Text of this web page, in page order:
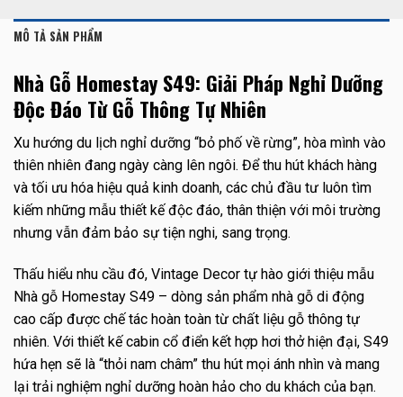
MÔ TẢ SẢN PHẨM
Nhà Gỗ Homestay S49: Giải Pháp Nghỉ Dưỡng
Độc Đáo Từ Gỗ Thông Tự Nhiên
Xu hướng du lịch nghỉ dưỡng “bỏ phố về rừng”, hòa mình vào
thiên nhiên đang ngày càng lên ngôi. Để thu hút khách hàng
và tối ưu hóa hiệu quả kinh doanh, các chủ đầu tư luôn tìm
kiếm những mẫu thiết kế độc đáo, thân thiện với môi trường
nhưng vẫn đảm bảo sự tiện nghi, sang trọng.
Thấu hiểu nhu cầu đó, Vintage Decor tự hào giới thiệu mẫu
Nhà gỗ Homestay S49 – dòng sản phẩm nhà gỗ di động
cao cấp được chế tác hoàn toàn từ chất liệu gỗ thông tự
nhiên. Với thiết kế cabin cổ điển kết hợp hơi thở hiện đại, S49
hứa hẹn sẽ là “thỏi nam châm” thu hút mọi ánh nhìn và mang
lại trải nghiệm nghỉ dưỡng hoàn hảo cho du khách của bạn.